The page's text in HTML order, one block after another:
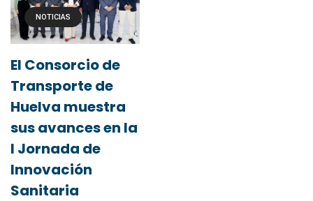
NOTICIAS
El Consorcio de
Transporte de
Huelva muestra
sus avances en la
I Jornada de
Innovación
Sanitaria